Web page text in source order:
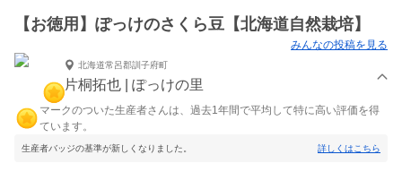
【お徳用】ぽっけのさくら豆【北海道自然栽培】
みんなの投稿を見る
北海道常呂郡訓子府町
片桐拓也 | ぽっけの里
マークのついた生産者さんは、過去1年間で平均して特に高い評価を得
ています。
生産者バッジの基準が新しくなりました。 詳しくはこちら